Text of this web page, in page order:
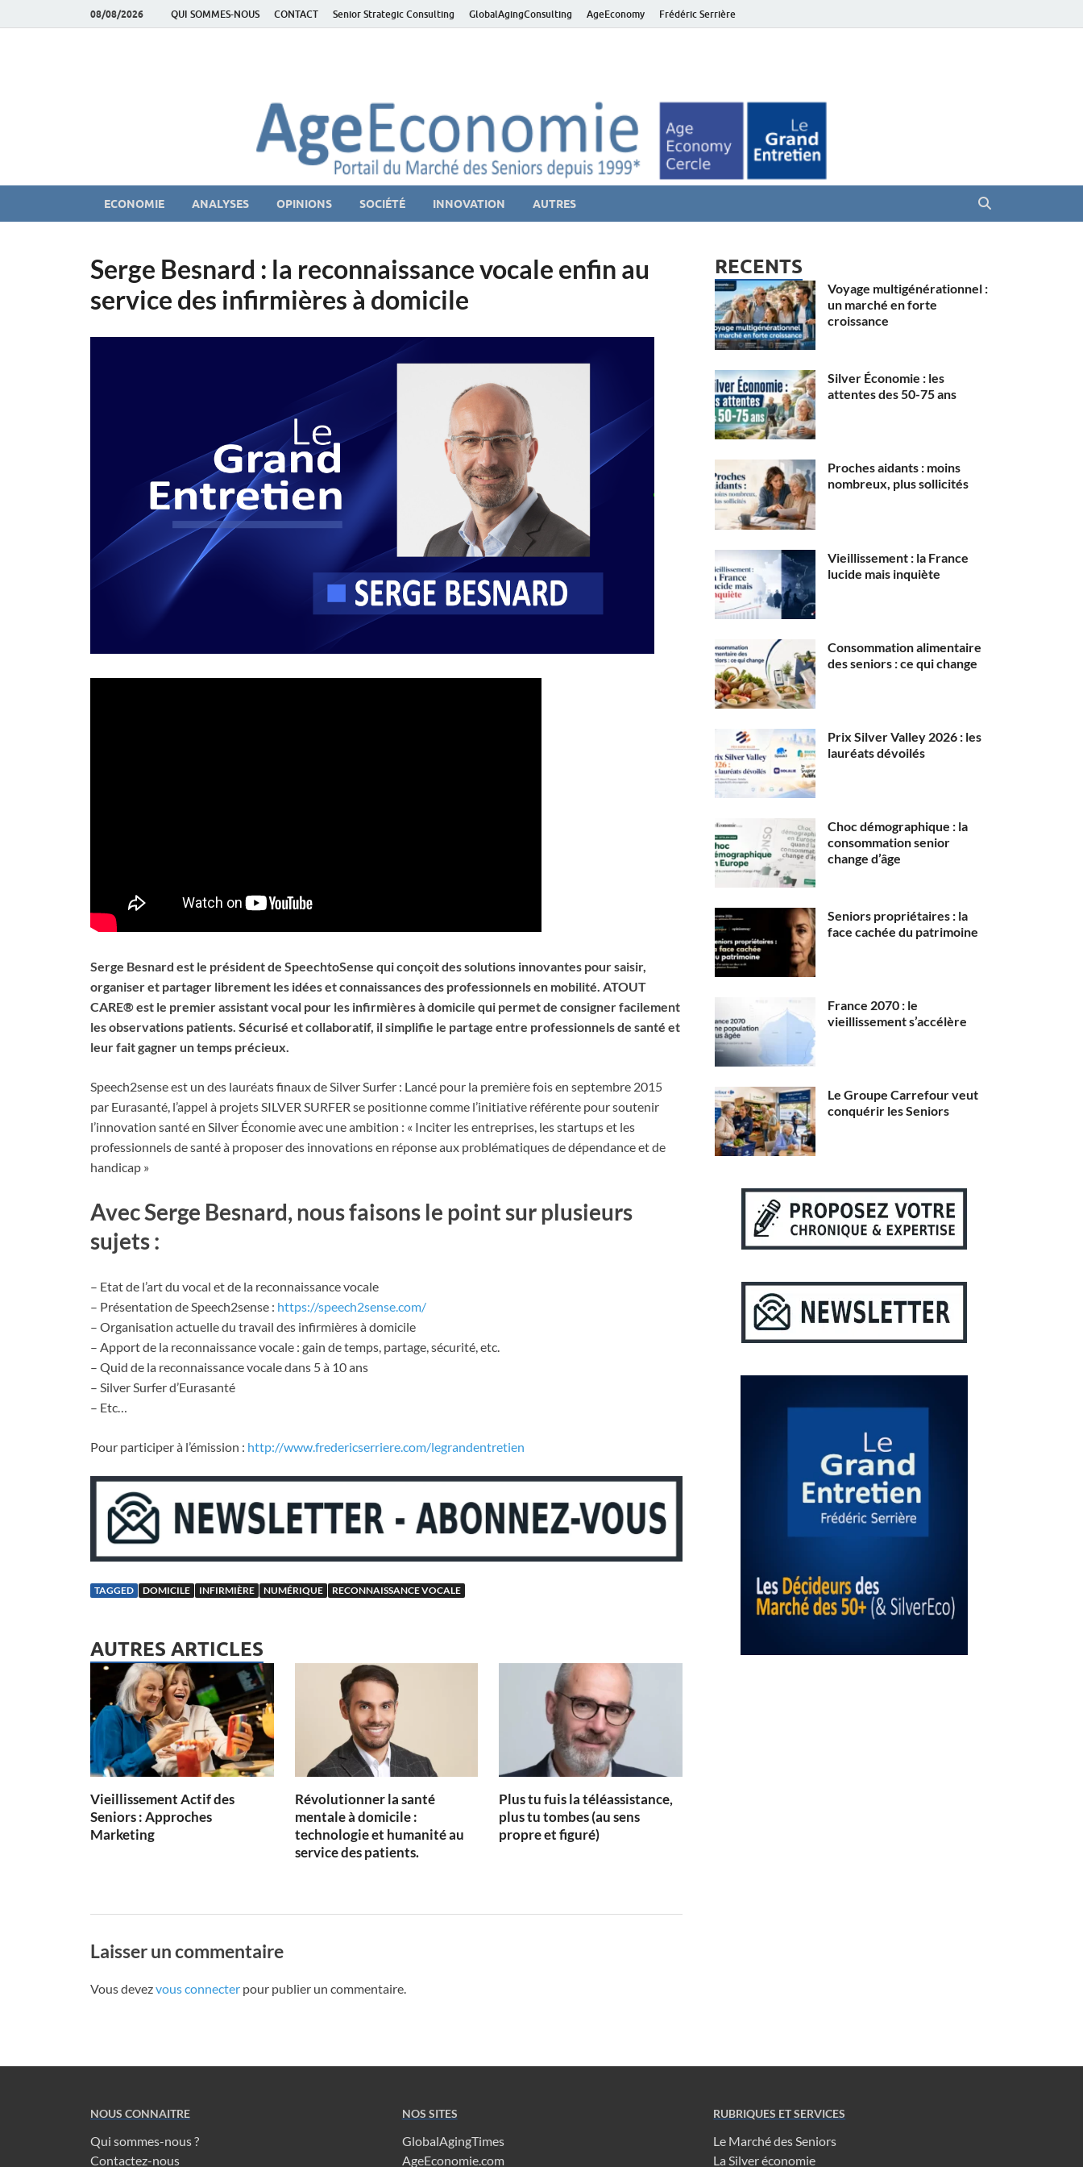
08/08/2026 QUI SOMMES-NOUS CONTACT Senior Strategic Consulting GlobalAgingConsulting AgeEconomy Frédéric Serrière
ECONOMIE ANALYSES OPINIONS SOCIÉTÉ INNOVATION AUTRES
Serge Besnard : la reconnaissance vocale enfin au
service des infirmières à domicile
Serge Besnard est le président de SpeechtoSense qui conçoit des solutions innovantes pour saisir,
organiser et partager librement les idées et connaissances des professionnels en mobilité. ATOUT
CARE® est le premier assistant vocal pour les infirmières à domicile qui permet de consigner facilement
les observations patients. Sécurisé et collaboratif, il simplifie le partage entre professionnels de santé et
leur fait gagner un temps précieux.
Speech2sense est un des lauréats finaux de Silver Surfer : Lancé pour la première fois en septembre 2015
par Eurasanté, l’appel à projets SILVER SURFER se positionne comme l’initiative référente pour soutenir
l’innovation santé en Silver Économie avec une ambition : « Inciter les entreprises, les startups et les
professionnels de santé à proposer des innovations en réponse aux problématiques de dépendance et de
handicap »
Avec Serge Besnard, nous faisons le point sur plusieurs
sujets :
– Etat de l’art du vocal et de la reconnaissance vocale
– Présentation de Speech2sense : https://speech2sense.com/
– Organisation actuelle du travail des infirmières à domicile
– Apport de la reconnaissance vocale : gain de temps, partage, sécurité, etc.
– Quid de la reconnaissance vocale dans 5 à 10 ans
– Silver Surfer d’Eurasanté
– Etc…
Pour participer à l’émission : http://www.fredericserriere.com/legrandentretien
TAGGED DOMICILE INFIRMIÈRE NUMÉRIQUE RECONNAISSANCE VOCALE
AUTRES ARTICLES
Vieillissement Actif des
Seniors : Approches
Marketing
Révolutionner la santé
mentale à domicile :
technologie et humanité au
service des patients.
Plus tu fuis la téléassistance,
plus tu tombes (au sens
propre et figuré)
Laisser un commentaire
Vous devezvous connecter pour publier un commentaire.
RECENTS
Voyage multigénérationnel :
un marché en forte
croissance
Silver Économie : les
attentes des 50-75 ans
Proches aidants : moins
nombreux, plus sollicités
Vieillissement : la France
lucide mais inquiète
Consommation alimentaire
des seniors : ce qui change
Prix Silver Valley 2026 : les
lauréats dévoilés
Choc démographique : la
consommation senior
change d’âge
Seniors propriétaires : la
face cachée du patrimoine
France 2070 : le
vieillissement s’accélère
Le Groupe Carrefour veut
conquérir les Seniors
NOUS CONNAITRE
Qui sommes-nous ?
Contactez-nous
NOS SITES
GlobalAgingTimes
AgeEconomie.com
RUBRIQUES ET SERVICES
Le Marché des Seniors
La Silver économie